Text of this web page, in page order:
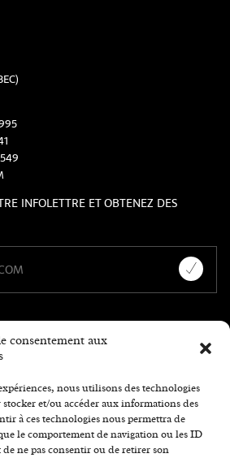
consentement aux
nous utilisons des technologies
et/ou accéder aux informations des
à ces technologies nous permettra de
le comportement de navigation ou les ID
ne pas consentir ou de retirer son
INFOLETTRE ET OBTENEZ DES